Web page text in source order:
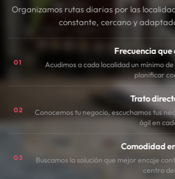
Organizamos rutas diarias por las
constante, cercano y
01
Frecuencia
Acudimos a cada localidad un mínimo
planificar
02
Trato
Conocemos tu negocio, escuchamos tus
ágil en
03
Comodidad
Buscamos la solución que mejor encaje
centro